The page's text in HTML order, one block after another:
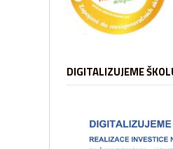
DIGITALIZUJEME